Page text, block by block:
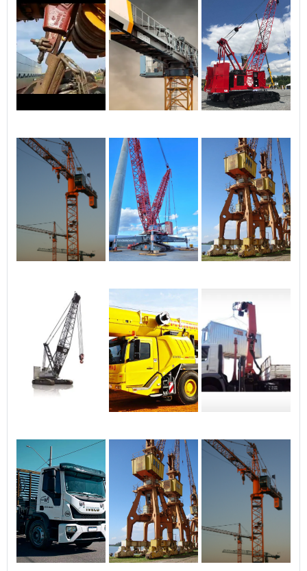
operação. ✅ 4. Agilidade e
pontualidade Cumprimos
prazos com eficiência,
garantindo que sua carga
chegue ao destino com
rapidez e segurança.
Atendemos urgências com
planejamento rápido e
Atendimento personalizado
Soluções sob medida para
sua necessidade: obras,
indústria, eventos,
montagens técnicas ou
mudanças industriais.
Orçamentos claros,
atendimento humanizado e
acompanhamento em
justo com qualidade
garantida Excelente custo-
benefício: oferecemos alta
qualidade com preços
competitivos. Sem
surpresas: transparência
total no contrato e nos
valores.